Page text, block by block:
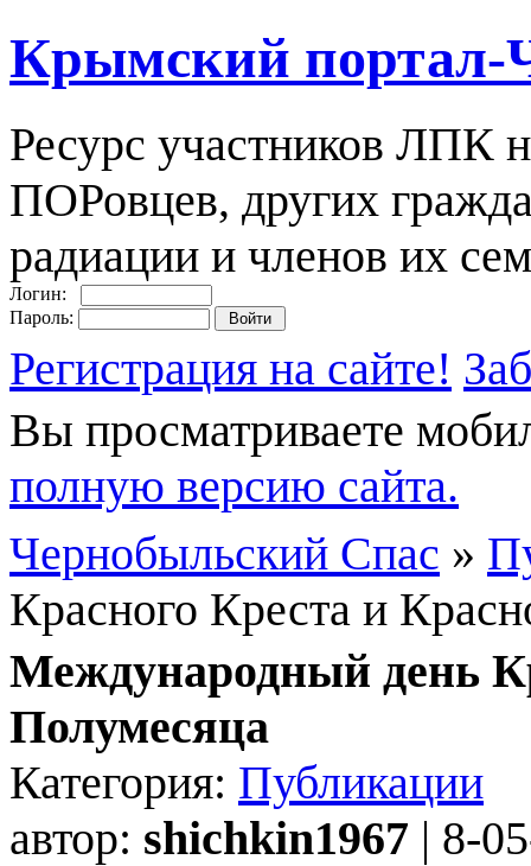
Крымский портал-
Ресурс участников ЛПК
ПОРовцев, других
радиации и членов их
Логин:
Пароль:
Регистрация на сайте!
Вы просматриваете
полную версию сайта.
Чернобыльский Спас »
Красного Креста и
Международный день
Полумесяца
Категория: Публикации
автор: shichkin1967 | 8-